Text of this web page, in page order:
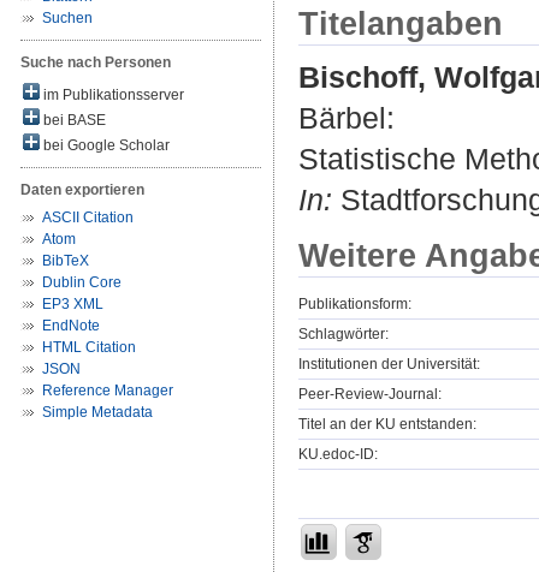
Suchen
Suche nach Personen
im Publikationsserver
bei BASE
bei Google Scholar
Daten exportieren
ASCII Citation
Atom
BibTeX
Dublin Core
EP3 XML
EndNote
HTML Citation
JSON
Reference Manager
Simple Metadata
Titelangaben
Bischoff,
Bärbel:
Statistische
In:
Weitere
Publikationsform:
Schlagwörter:
Institutionen der Universität:
Peer-Review-Journal:
Titel an der KU entstanden:
KU.edoc-ID: